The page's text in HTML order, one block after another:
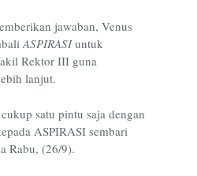
jawaban, Venus
ASPIRASIuntuk
Rektor III guna
lanjut.
satu pintu saja dengan
ASPIRASI sembari
Rabu, (26/9).